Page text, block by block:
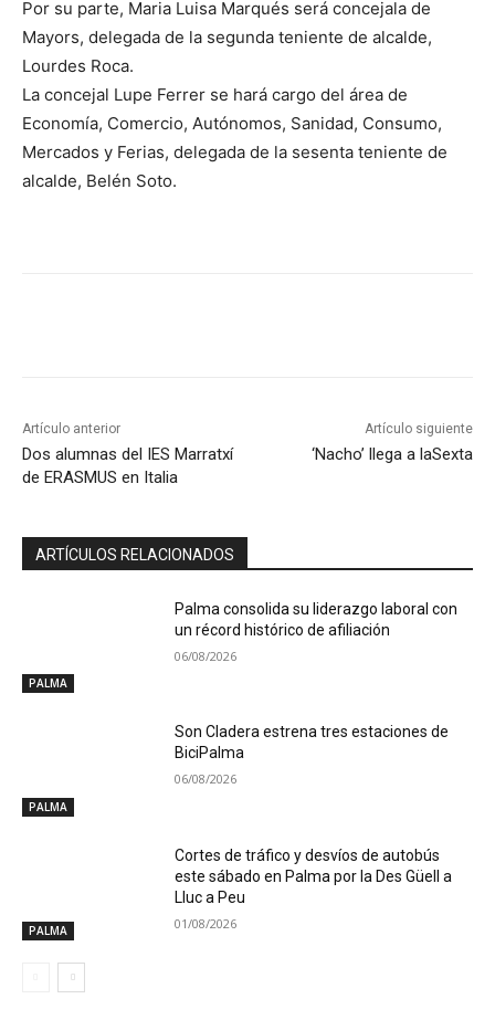
Por su parte, Maria Luisa Marqués será concejala de
Mayors, delegada de la segunda teniente de alcalde,
Lourdes Roca.
La concejal Lupe Ferrer se hará cargo del área de
Economía, Comercio, Autónomos, Sanidad, Consumo,
Mercados y Ferias, delegada de la sesenta teniente de
alcalde, Belén Soto.
Artículo anterior
Dos alumnas del IES Marratxí
de ERASMUS en Italia
Artículo siguiente
‘Nacho’ llega a laSexta
ARTÍCULOS RELACIONADOS
PALMA
Palma consolida su liderazgo laboral con
un récord histórico de afiliación
06/08/2026
PALMA
Son Cladera estrena tres estaciones de
BiciPalma
06/08/2026
PALMA
Cortes de tráfico y desvíos de autobús
este sábado en Palma por la Des Güell a
Lluc a Peu
01/08/2026